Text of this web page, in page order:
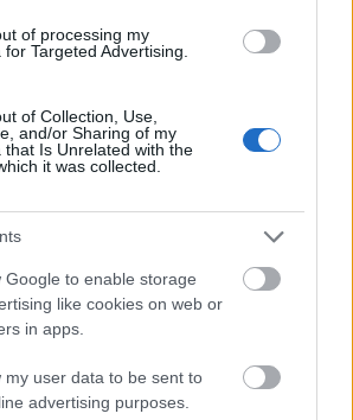
of processing my
Targeted Advertising.
of Collection, Use,
and/or Sharing of my
that Is Unrelated with the
it was collected.
Google to enable storage
like cookies on web or
in apps.
my user data to be sent to
advertising purposes.